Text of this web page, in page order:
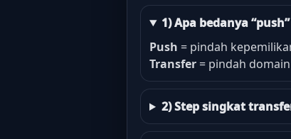
1) Apa bedanya
Push = pindah
Transfer = pindah
2) Step singkat